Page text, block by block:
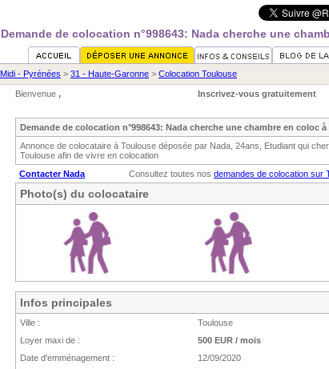
Demande de colocation n°998643: Nada cherche une
Midi - Pyrénées > 31 - Haute-Garonne > Colocation Toulouse
Bienvenue , Inscrivez-vous gratuitement
Demande de colocation n°998643: Nada cherche une chambre en coloc
Annonce de colocataire à Toulouse déposée par Nada, 24ans, Etudiant qui
Toulouse afin de vivre en colocation
Contacter Nada
Consultez toutes nos demandes de colocation sur
Photo(s) du colocataire
Infos principales
Ville :
Toulouse
Loyer maxi de :
500 EUR / mois
Date d'emménagement :
12/09/2020